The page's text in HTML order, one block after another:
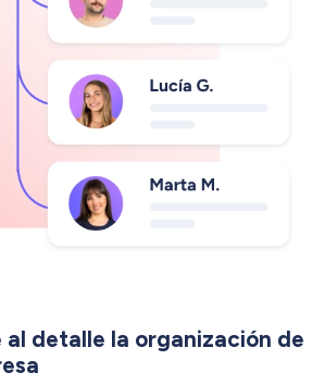
al detalle la organización de